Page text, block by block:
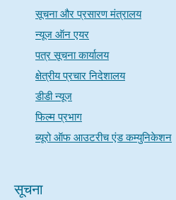
सूचना और प्रसारण मंत्रालय
न्यूज ऑन एयर
पत्र सूचना कार्यालय
क्षेत्रीय प्रचार निदेशालय
डीडी न्यूज
फिल्म प्रभाग
ब्यूरो ऑफ आउटरीच एंड कम्युनिकेशन
सूचना